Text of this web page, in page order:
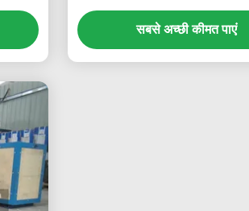
ड्रिलिंग के लिए
सबसे अच्छी कीमत पाएं